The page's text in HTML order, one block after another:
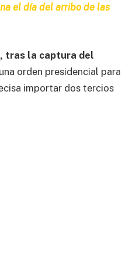
el día del arribo de las
tras la captura del
orden presidencial para
importar dos tercios